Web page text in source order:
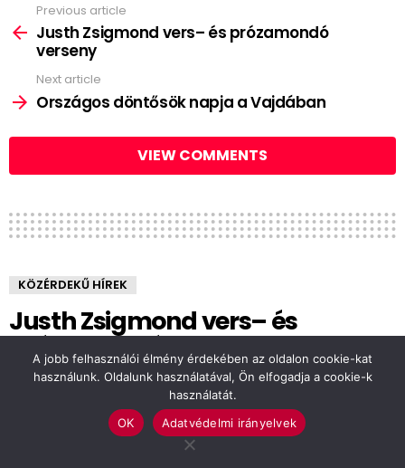
more
Previous article
Justh Zsigmond vers– és prózamondó
verseny
Next article
Országos döntősök napja a Vajdában
VIEW COMMENTS
KÖZÉRDEKŰ HÍREK
Justh Zsigmond vers– és
prózamondó verseny
byBabák Z
A jobb felhasználói élmény érdekében az oldalon cookie-kat
használunk. Oldalunk használatával, Ön elfogadja a cookie-k
használatát.
OK
Adatvédelmi irányelvek